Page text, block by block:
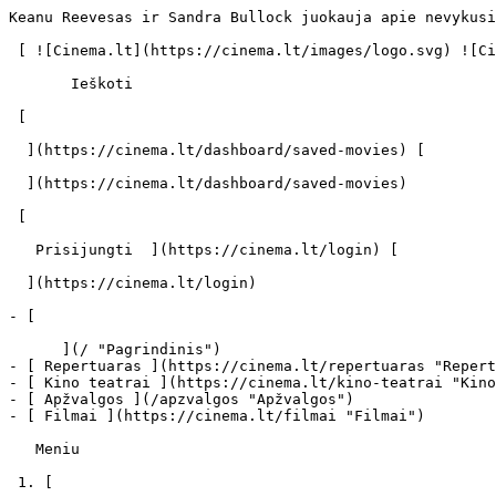
Keanu Reevesas ir Sandra Bullock juokauja apie nevykusius kino tęsinius - cinema.lt                            Ieškoti     

 [ ![Cinema.lt](https://cinema.lt/images/logo.svg) ![Cinema.lt](https://cinema.lt/images/favicon.svg) ](https://cinema.lt "Cinema.lt")

       Ieškoti     

 [  

  ](https://cinema.lt/dashboard/saved-movies) [  

  ](https://cinema.lt/dashboard/saved-movies)

 [  

   Prisijungti  ](https://cinema.lt/login) [  

  ](https://cinema.lt/login) 

- [  

      ](/ "Pagrindinis")
- [ Repertuaras ](https://cinema.lt/repertuaras "Repertuaras")
- [ Kino teatrai ](https://cinema.lt/kino-teatrai "Kino teatrai")
- [ Apžvalgos ](/apzvalgos "Apžvalgos")
- [ Filmai ](https://cinema.lt/filmai "Filmai")

   Meniu   

 1. [ 

      cinema.lt  ](/)
2. [  Naujienos  ](https://cinema.lt/naujienos)
3. Keanu Reevesas ir Sandra Bullock juokauja apie nevykusius kino tęsinius

Keanu Reevesas ir Sandra Bullock juokauja apie nevykusius kino tęsinius
=======================================================================

Viena iš sėkmingiausių kino porų vadinami Keanu Reeves ir Sandra Bullock vėl susitiko ekrane. Naujausias judviejų filmas – romantiška mistinė drama „Greitis 2“.

Keanu Reevesas dar nežino, koks bus jo sekantis projektas, bet, paklausęs Sandros Bullock nuomonės dėl galimybės jam nusifilmuoti „Konstantino“ tęsinyje, gavo labai greitą ir aiškų atsakymą. „Tikrai nepatariu tau to daryti“, atsakė Sandra. „Tai ką gi man daryti?“, paklausė Keanu.

Prisimindama karčią filmo „Greitis 2“ patirtį ir nepatenkinta, kad Keanu jos neperspėjo nesifilmuoti tęsinyje, ši tik juokdamasi pasakė: „Aš nežinau, tik kaip gera draugė tau nepatariu filmuotis tęsinyje. Man atrodo, antrajame filme Kosntantinas mes rūkyti. Tai bus tikra reklaminė kampanija prieš rūkymą“.

"Garsų pasaulio įrašai" informacija

 Dalintis

 [ ![Facebook](https://cinema.lt/images/socials/facebook_icon.svg) ](https://www.facebook.com/sharer/sharer.php?u=https%3A%2F%2Fcinema.lt%2Fnaujienos%2Fkeanu-reevesas-ir-sandra-bullock-juokauja-apie-nevykusius-kino-tesinius)[ ![Messenger](https://cinema.lt/images/socials/messenger_icon.svg) ](https://www.facebook.com/dialog/send?link=https%3A%2F%2Fcinema.lt%2Fnaujienos%2Fkeanu-reevesas-ir-sandra-bullock-juokauja-apie-nevykusius-kino-tesinius&redirect_uri=https%3A%2F%2Fcinema.lt%2Fnaujienos%2Fkeanu-reevesas-ir-sandra-bullock-juokauja-apie-nevykusius-kino-tesinius)[ ![LinkedIn](https://cinema.lt/images/socials/linkedin_icon.svg) ](https://www.linkedin.com/sharing/share-offsite/?url=https%3A%2F%2Fcinema.lt%2Fnaujienos%2Fkeanu-reevesas-ir-sandra-bullock-juokauja-apie-nevykusius-kino-tesinius)  

 [  

   Atgal į sąrašą  ](https://cinema.lt/naujienos) [  Kitas straipsnis   

  ](https://cinema.lt/naujienos/skirmantas-valiulis-atsiliepimas-apie-profesionalas-antrasis-kraujas) 

 Kino teatrai šiuo metu rodo 
-----------------------------

- ![](https://cinema.lt/images/bookmarks/bookmark.svg)   

     [    ![Žmogus Voras: Nauja Diena filmo online nuotraukos](https://s3.eu-central-1.amazonaws.com/cinema-lt/images/movies/poster/8fa00520330c886ea5ed16cb4f8c36e9/c/aBMZ5v17wLxGtyqa-2xl.webp)  

    ###  Žmogus Voras: Nauja Diena 

    ####  Spider-Man: Brand New Day 

     ](https://cinema.lt/filmai/zmogus-voras-nauja-diena#movie-title "Žmogus Voras: Nauja Diena")
- ![](https://cinema.lt/images/bookmarks/bookmark.svg)   

     [    ![Apsėdimas filmo online nuotraukos](https://s3.eu-central-1.amazonaws.com/cinema-lt/images/movies/poster/fc2b56dc373e2f3d71dced9b2dc24449/c/vdaNZCff1n5dH2dn-2xl.webp)  ![imdb](https://cinema.lt/images/ratings/imdb.svg) 8.0 

     ![metacritic](https://cinema.lt/images/ratings/metacritic.svg) 77 

     ![rotten_tomatoes](https://cinema.lt/images/ratings/rotten_tomatoes.svg) 94% 

      Apžvelgta  

    ###  Apsėdimas 

    ####  Obsession 

     ](https://cinema.lt/filmai/apsedimas#movie-title "Apsėdimas")
- ![](https://cinema.lt/images/bookmarks/bookmark.svg)   

     [    ![Ledų Pardavėjas filmo online nuotraukos](https://s3.eu-central-1.amazonaws.com/cinema-lt/images/movies/poster/289bc43670e9cbee73f7ddb45b6e6b6e/c/mpUZxiSuAUSs6MyI-2xl.webp)  

      Premjera 2026-08-07  

    ###  Ledų Pardavėjas 

    ####  Ice Cream Man 

     ](https://cinema.lt/filmai/ledu-pardavejas#movie-title "Ledų Pardavėjas")
- ![](https://cinema.lt/images/bookmarks/bookmark.svg)   

     [    ![Lėja